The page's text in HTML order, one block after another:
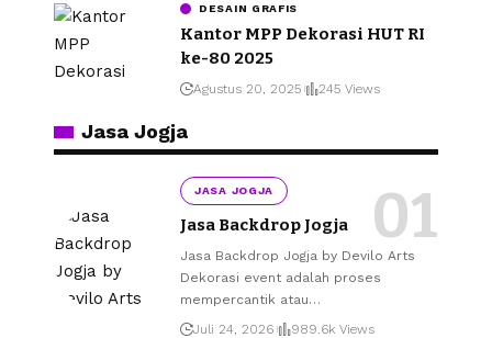
DESAIN GRAFIS
Kantor MPP Dekorasi HUT RI
ke-80 2025
Agustus 20, 2025 245 Views
Jasa Jogja
JASA JOGJA
Jasa Backdrop Jogja
Jasa Backdrop Jogja by Devilo Arts
Dekorasi event adalah proses
mempercantik atau…
Juli 24, 2026
989.6k Views